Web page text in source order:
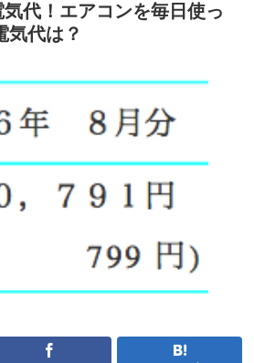
代！エアコンを毎日使っ
気代は？